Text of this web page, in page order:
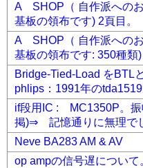
A SHOP（ 自作派への
基板の領布です) 2頁目。
A SHOP（ 自作派への
基板の領布です: 350種類
Bridge-Tied-Load をBTL
phlips：1991年の
if段用IC : MC1350P。振
掲)⇒ 記憶通りに無理で
Neve BA283 AM & AV
op ampの信号遅につい